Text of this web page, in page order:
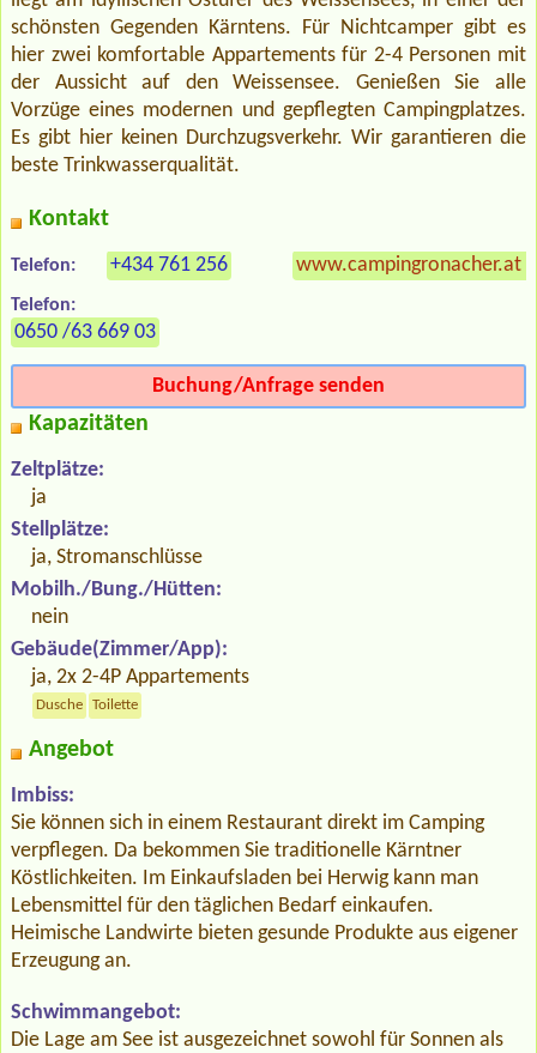
schönsten Gegenden Kärntens. Für Nichtcamper gibt es
hier zwei komfortable Appartements für 2-4 Personen mit
der Aussicht auf den Weissensee. Genießen Sie alle
Vorzüge eines modernen und gepflegten Campingplatzes.
Es gibt hier keinen Durchzugsverkehr. Wir garantieren die
beste Trinkwasserqualität.
Kontakt
Telefon: +434 761 256
Telefon:
0650 /63 669 03
www.campingronacher.at
Buchung/Anfrage senden
Kapazitäten
Zeltplätze:
ja
Stellplätze:
ja, Stromanschlüsse
Mobilh./Bung./Hütten:
nein
Gebäude(Zimmer/App):
ja, 2x 2-4P Appartements
Dusche Toilette
Angebot
Imbiss:
Sie können sich in einem Restaurant direkt im Camping
verpflegen. Da bekommen Sie traditionelle Kärntner
Köstlichkeiten. Im Einkaufsladen bei Herwig kann man
Lebensmittel für den täglichen Bedarf einkaufen.
Heimische Landwirte bieten gesunde Produkte aus eigener
Erzeugung an.
Schwimmangebot:
Die Lage am See ist ausgezeichnet sowohl für Sonnen als